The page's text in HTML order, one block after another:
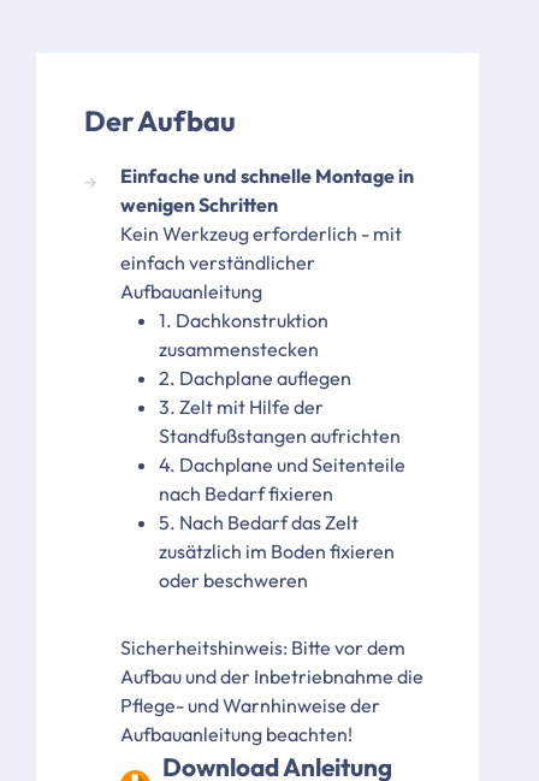
Der Aufbau
Einfache und schnelle Montage in
wenigen Schritten
Kein Werkzeug erforderlich - mit
einfach verständlicher
Aufbauanleitung
1. Dachkonstruktion
zusammenstecken
2. Dachplane auflegen
3. Zelt mit Hilfe der
Standfußstangen aufrichten
4. Dachplane und Seitenteile
nach Bedarf fixieren
5. Nach Bedarf das Zelt
zusätzlich im Boden fixieren
oder beschweren
Sicherheitshinweis: Bitte vor dem
Aufbau und der Inbetriebnahme die
Pflege- und Warnhinweise der
Aufbauanleitung beachten!
Download Anleitung